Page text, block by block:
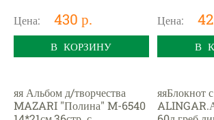
Цена: 430 р.
В КОРЗИНУ
Цена:
В
яя Альбом д/творчества
MAZARI "Полина" M-6540
яяБлокнот